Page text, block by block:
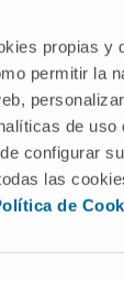
propias y
permitir la
de uso
configurar
las
de
consultar a un
responsabiliza
de la
2026